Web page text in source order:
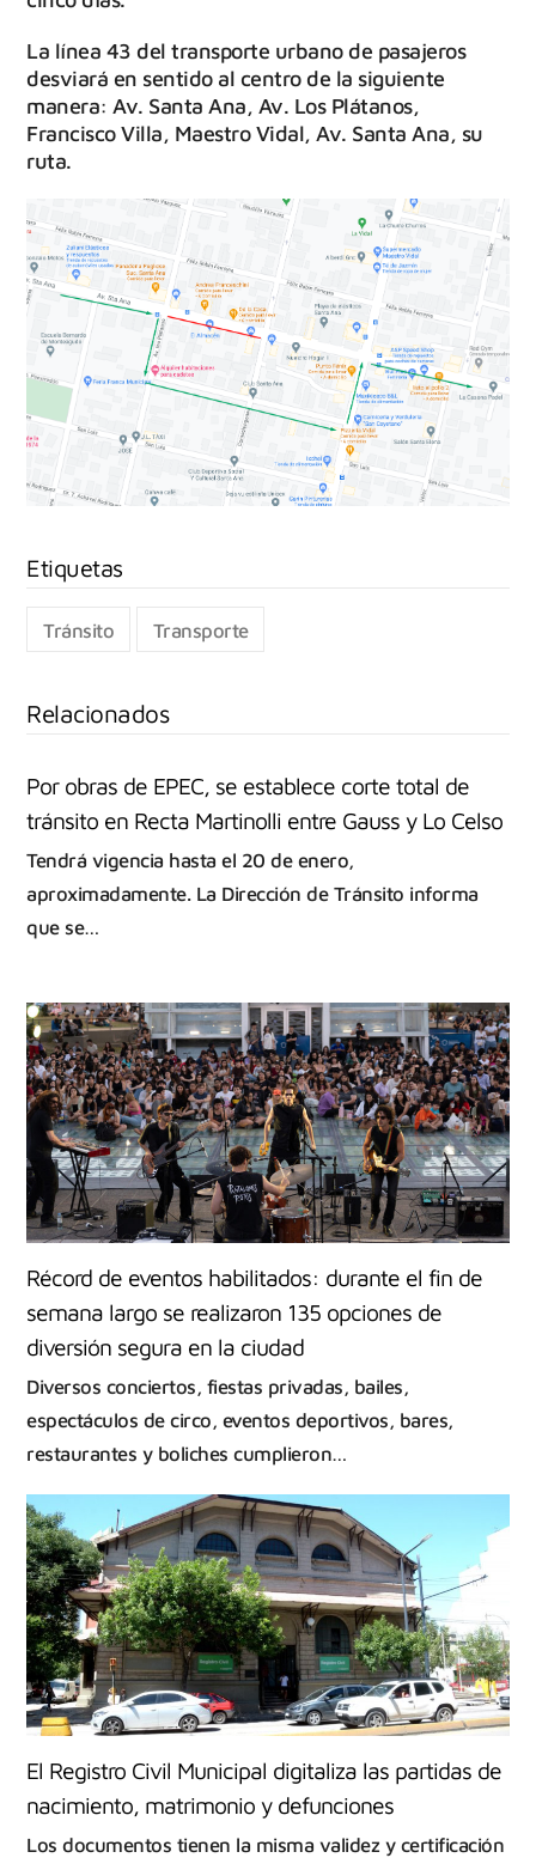
La línea 43 del transporte urbano de pasajeros
desviará en sentido al centro de la siguiente
manera: Av. Santa Ana, Av. Los Plátanos,
Francisco Villa, Maestro Vidal, Av. Santa Ana, su
ruta.
Tránsito Transporte
Relacionados
Por obras de EPEC, se establece corte total de
tránsito en Recta Martinolli entre Gauss y Lo Celso
Tendrá vigencia hasta el 20 de enero,
aproximadamente. La Dirección de Tránsito informa
que se…
Récord de eventos habilitados: durante el fin de
semana largo se realizaron 135 opciones de
diversión segura en la ciudad
Diversos conciertos, fiestas privadas, bailes,
espectáculos de circo, eventos deportivos, bares,
restaurantes y boliches cumplieron…
El Registro Civil Municipal digitaliza las partidas de
nacimiento, matrimonio y defunciones
Los documentos tienen la misma validez y certificación